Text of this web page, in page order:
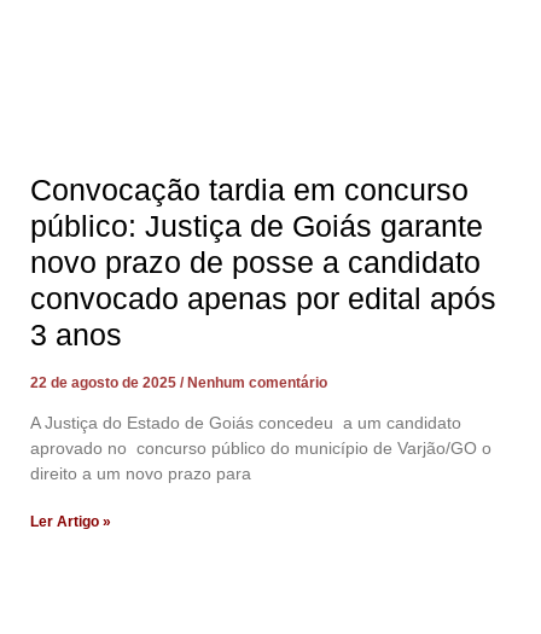
Convocação tardia em concurso
público: Justiça de Goiás garante
novo prazo de posse a candidato
convocado apenas por edital após
3 anos
22 de agosto de 2025 Nenhum comentário
A Justiça do Estado de Goiás concedeu a um candidato
aprovado no concurso público do município de Varjão/GO o
direito a um novo prazo para
Ler Artigo »